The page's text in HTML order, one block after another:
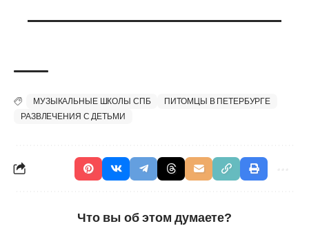
МУЗЫКАЛЬНЫЕ ШКОЛЫ СПБ
ПИТОМЦЫ В ПЕТЕРБУРГЕ
РАЗВЛЕЧЕНИЯ С ДЕТЬМИ
Что вы об этом думаете?